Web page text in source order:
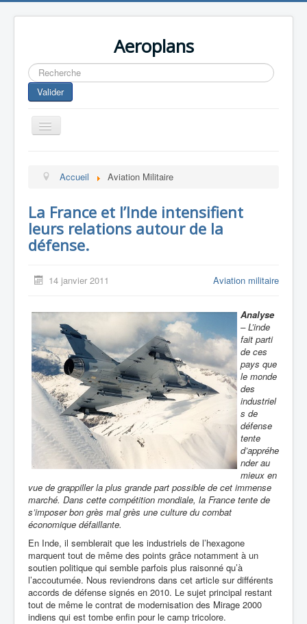
Aeroplans
Rechercher
Valider
Toggle
Navigation
Aviation Commerciale
Aviation d'Affaire
Aviation Militaire
Europespace
Drones
Accueil Aviation Militaire
La France et l’Inde intensifient
leurs relations autour de la
défense.
14 janvier 2011 Aviation militaire
Analyse
– L’inde
fait parti
de ces
pays que
le monde
des
industriel
s de
défense
tente
d’appréhe
nder au
mieux en
vue de grappiller la plus grande part possible de cet immense
marché. Dans cette compétition mondiale, la France tente de
s’imposer bon grès mal grès une culture du combat
économique défaillante.
En Inde, il semblerait que les industriels de l’hexagone
marquent tout de même des points grâce notamment à un
soutien politique qui semble parfois plus raisonné qu’à
l’accoutumée. Nous reviendrons dans cet article sur différents
accords de défense signés en 2010. Le sujet principal restant
tout de même le contrat de modernisation des Mirage 2000
indiens qui est tombe enfin pour le camp tricolore.